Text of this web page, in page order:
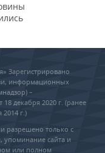
Зарегистрировано
информационных
–
декабря 2020 г. (ранее
2014 г.)
разрешено только с
упоминание сайта и
или полном